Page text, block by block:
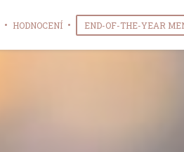
HODNOCENÍ END-OF-THE-YEAR